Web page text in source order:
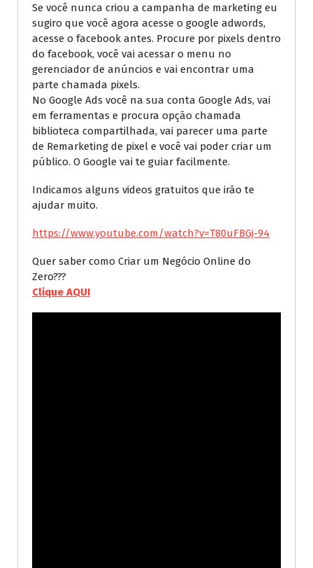
Se você nunca criou a campanha de marketing eu
sugiro que você agora acesse o google adwords,
acesse o facebook antes. Procure por pixels dentro
do facebook, você vai acessar o menu no
gerenciador de anúncios e vai encontrar uma
parte chamada pixels.
No Google Ads você na sua conta Google Ads, vai
em ferramentas e procura opção chamada
biblioteca compartilhada, vai parecer uma parte
de Remarketing de pixel e você vai poder criar um
público. O Google vai te guiar facilmente.
Indicamos alguns videos gratuitos que irão te
ajudar muito.
https://www.youtube.com/watch?v=T80uFBGj-94
Quer saber como Criar um Negócio Online do
Zero???
Clique AQUI